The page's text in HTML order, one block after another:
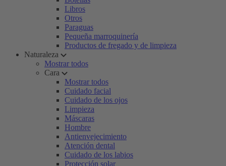
Libros
Otros
Paraguas
Pequeña marroquinería
Productos de fregado y de limpieza
Naturaleza
Mostrar todos
Cara
Mostrar todos
Cuidado facial
Cuidado de los ojos
Limpieza
Máscaras
Hombre
Antienvejecimiento
Atención dental
Cuidado de los labios
Protección solar